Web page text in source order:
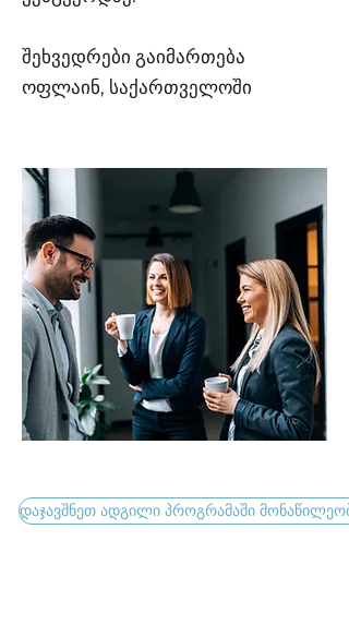
შეხვედრები გაიმართება
ოფლაინ, საქართველოში
დაჯავშნეთ ადგილი პროგრამაში